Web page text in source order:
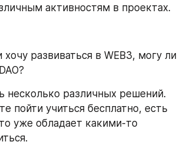
активностям в проектах.
развиваться в WEB3, могу ли
несколько различных решений.
пойти учиться бесплатно, есть
уже обладает какими-то